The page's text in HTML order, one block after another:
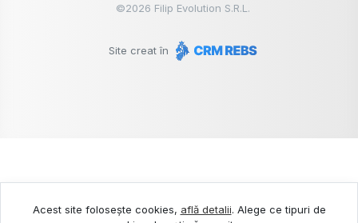
©2026 Filip Evolution S.R.L.
Site creat în
Acest site folosește cookies, află detalii. Alege ce tipuri de